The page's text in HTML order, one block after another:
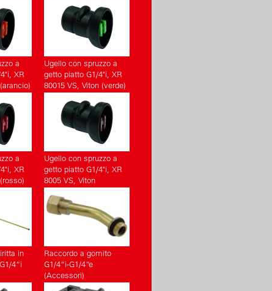
a
XR
Ugello con spruzzo a
getto piatto G1/4"i, XR
80015 VS, Viton (verde)
a
XR
Ugello con spruzzo a
getto piatto G1/4"i, XR
8005 VS, Viton
in
4“i
Raccordo a gomito
G1/4“i-G1/4“e
(Accessori)